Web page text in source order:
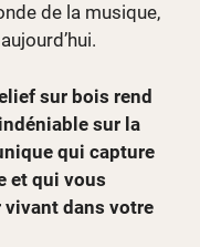
de la musique,
sur bois rend
sur la
qui capture
et qui vous
vivant dans votre